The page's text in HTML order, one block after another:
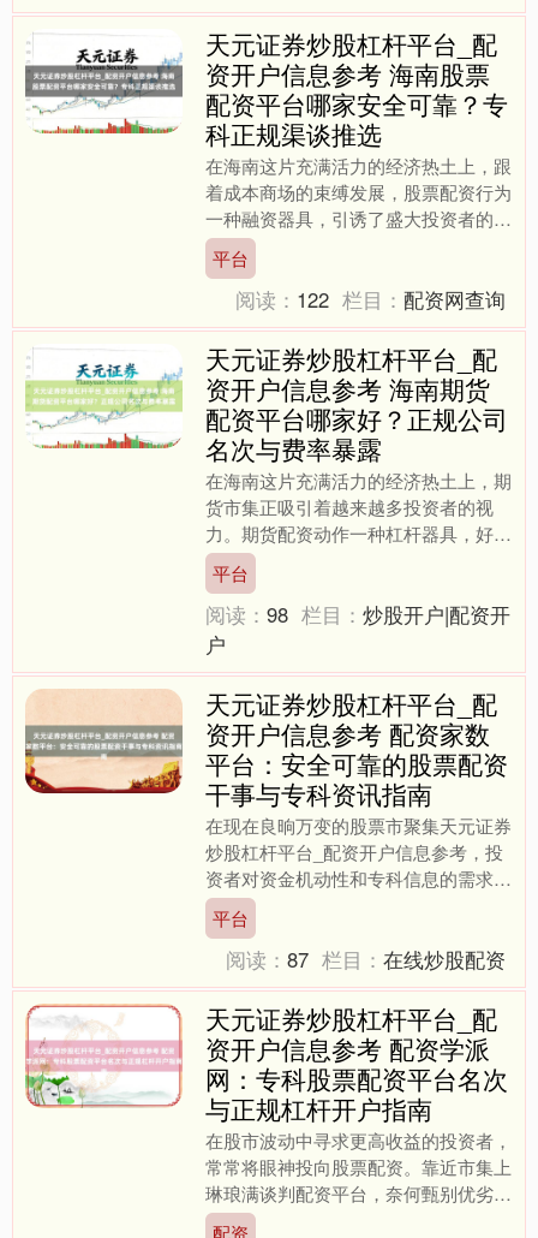
天元证券炒股杠杆平台_配
资开户信息参考 海南股票
配资平台哪家安全可靠？专
科正规渠谈推选
在海南这片充满活力的经济热土上，跟
着成本商场的束缚发展，股票配资行为
一种融资器具，引诱了盛大投资者的目
力。可是，濒临商场上琳琅满计算配资
平台，很多投资者不禁困惑....
平台
阅读： 122 栏目：配资网查询
天元证券炒股杠杆平台_配
资开户信息参考 海南期货
配资平台哪家好？正规公司
名次与费率暴露
在海南这片充满活力的经济热土上，期
货市集正吸引着越来越多投资者的视
力。期货配资动作一种杠杆器具，好像
放大投资收益，但同期也伴跟着更高的
风险。面对市集上浩荡的配资....
平台
阅读：98 栏目：炒股开户|配资开
户
天元证券炒股杠杆平台_配
资开户信息参考 配资家数
平台：安全可靠的股票配资
干事与专科资讯指南
在现在良晌万变的股票市聚集天元证券
炒股杠杆平台_配资开户信息参考，投
资者对资金机动性和专科信息的需求日
益增长。配资家数平台应时而生，旨在
为投资者提供安全可靠的股....
平台
阅读：87 栏目：在线炒股配资
天元证券炒股杠杆平台_配
资开户信息参考 配资学派
网：专科股票配资平台名次
与正规杠杆开户指南
在股市波动中寻求更高收益的投资者，
常常将眼神投向股票配资。靠近市集上
琳琅满谈判配资平台，奈何甄别优劣、
礼聘正规渠说念安全进行杠杆往复，成
配资